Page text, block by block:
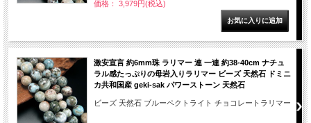
価格： 3,979円(税込)
激安宣言 約6mm珠 ラリマー 連 一連 約38-40cm ナチュ
ラル感たっぷりの母岩入りラリマー ビーズ 天然石 ドミニ
カ共和国産 geki-sak パワーストーン 天然石
ビーズ 天然石 ブルーペクトライト チョコレートラリマー